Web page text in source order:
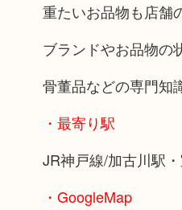
重たいお品物も店舗
ブランドやお品物の
骨董品などの専門知
・最寄り駅
JR神戸線/加古川駅
・GoogleMap